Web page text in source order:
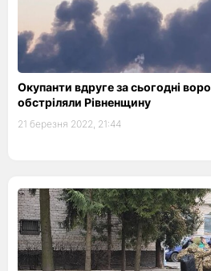
Окупанти вдруге за сьогодні
обстріляли Рівненщину
21 березня 2022, 21:44